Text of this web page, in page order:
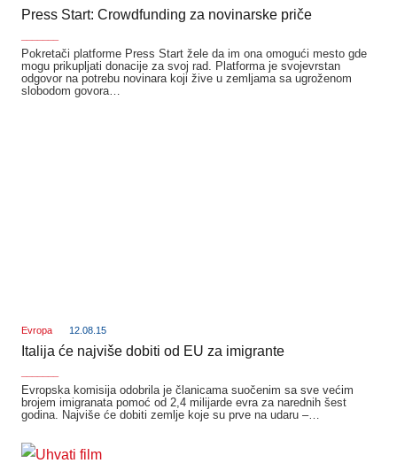
Press Start: Crowdfunding za novinarske priče
Pokretači platforme Press Start žele da im ona omogući mesto gde
mogu prikupljati donacije za svoj rad. Platforma je svojevrstan
odgovor na potrebu novinara koji žive u zemljama sa ugroženom
slobodom govora…
Evropa 12.08.15
Italija će najviše dobiti od EU za imigrante
Evropska komisija odobrila je članicama suočenim sa sve većim
brojem imigranata pomoć od 2,4 milijarde evra za narednih šest
godina. Najviše će dobiti zemlje koje su prve na udaru –…